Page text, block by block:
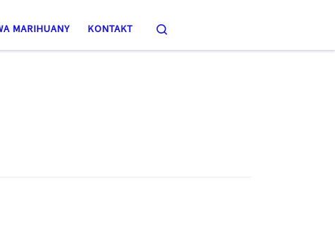
MARIHUANY KONTAKT